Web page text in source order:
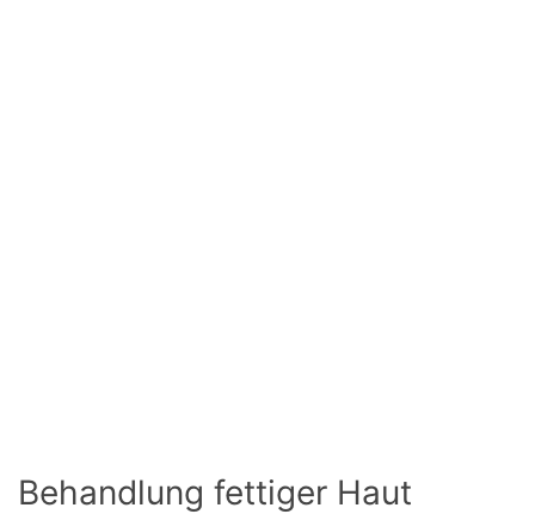
Behandlung fettiger Haut